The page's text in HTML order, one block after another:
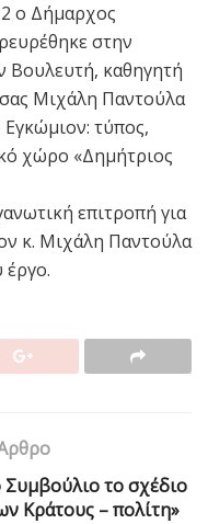
ο Δήμαρχος
στην
Βουλευτή, καθηγητή
Μιχάλη Παντούλα
τύπος,
χώρο «Δημήτριος
επιτροπή για
κ. Μιχάλη Παντούλα
έργο.
το σχέδιο
Κράτους – πολίτη»